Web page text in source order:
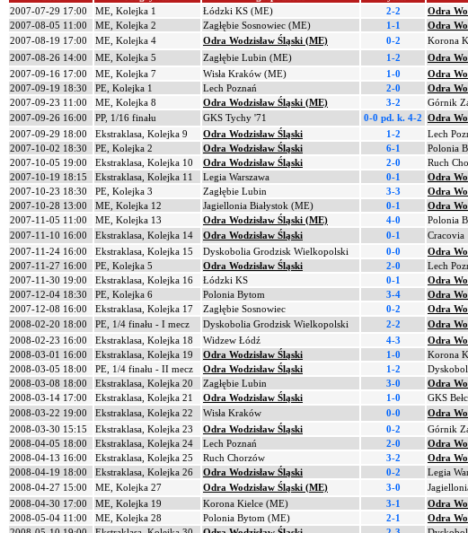
2007-07-29 17:00
ME, Kolejka 1 Łódzki KS (ME) 2-2 Odra
2007-08-05 11:00
ME, Kolejka 2 Zagłębie Sosnowiec (ME) 1-1 Odra
2007-08-19 17:00
ME, Kolejka 4 Odra Wodzisław Śląski (ME) 0-2 Korona
2007-08-26 14:00
ME, Kolejka 5 Zagłębie Lubin (ME) 1-2 Odra
2007-09-16 17:00
ME, Kolejka 7 Wisła Kraków (ME) 1-0 Odra
2007-09-19 18:30
PE, Kolejka 1 Lech Poznań 2-0 Odra
2007-09-23 11:00
ME, Kolejka 8 Odra Wodzisław Śląski (ME) 3-2 Górnik
2007-09-26 16:00
PP, 1/16 finału GKS Tychy '71 0-0 pd. k. 4-2 Odra
2007-09-29 18:00
Ekstraklasa, Kolejka 9 Odra Wodzisław Śląski 1-2 Lech
2007-10-02 18:30
PE, Kolejka 2 Odra Wodzisław Śląski 6-1 Polonia
2007-10-05 19:00
Ekstraklasa, Kolejka 10 Odra Wodzisław Śląski 2-0 Ruch
2007-10-19 18:15
Ekstraklasa, Kolejka 11 Legia Warszawa 0-1 Odra
2007-10-23 18:30
PE, Kolejka 3 Zagłębie Lubin 3-3 Odra
2007-10-28 13:00
ME, Kolejka 12 Jagiellonia Białystok (ME) 0-1 Odra
2007-11-05 11:00
ME, Kolejka 13 Odra Wodzisław Śląski (ME) 4-0 Polonia
2007-11-10 16:00
Ekstraklasa, Kolejka 14 Odra Wodzisław Śląski 0-1 Cracovia
2007-11-24 16:00
Ekstraklasa, Kolejka 15 Dyskobolia Grodzisk Wielkopolski 0-0 Odra
2007-11-27 16:00
PE, Kolejka 5 Odra Wodzisław Śląski 2-0 Lech
2007-11-30 19:00
Ekstraklasa, Kolejka 16 Łódzki KS 0-1 Odra
2007-12-04 18:30
PE, Kolejka 6 Polonia Bytom 3-4 Odra
2007-12-08 16:00
Ekstraklasa, Kolejka 17 Zagłębie Sosnowiec 0-2 Odra
2008-02-20 18:00
PE, 1/4 finału - I mecz Dyskobolia Grodzisk Wielkopolski 2-2 Odra
2008-02-23 16:00
Ekstraklasa, Kolejka 18 Widzew Łódź 4-3 Odra
2008-03-01 16:00
Ekstraklasa, Kolejka 19 Odra Wodzisław Śląski 1-0 Korona
2008-03-05 18:00
PE, 1/4 finału - II mecz Odra Wodzisław Śląski 1-2
2008-03-08 18:00
Ekstraklasa, Kolejka 20 Zagłębie Lubin 3-0 Odra
2008-03-14 17:00
Ekstraklasa, Kolejka 21 Odra Wodzisław Śląski 1-0 GKS
2008-03-22 19:00
Ekstraklasa, Kolejka 22 Wisła Kraków 0-0 Odra
2008-03-30 15:15
Ekstraklasa, Kolejka 23 Odra Wodzisław Śląski 0-2 Górnik
2008-04-05 18:00
Ekstraklasa, Kolejka 24 Lech Poznań 2-0 Odra
2008-04-13 16:00
Ekstraklasa, Kolejka 25 Ruch Chorzów 3-2 Odra
2008-04-19 18:00
Ekstraklasa, Kolejka 26 Odra Wodzisław Śląski 0-2 Legia
2008-04-27 15:00
ME, Kolejka 27 Odra Wodzisław Śląski (ME) 3-0
2008-04-30 17:00
ME, Kolejka 19 Korona Kielce (ME) 3-1 Odra
2008-05-04 11:00
ME, Kolejka 28 Polonia Bytom (ME) 2-1 Odra